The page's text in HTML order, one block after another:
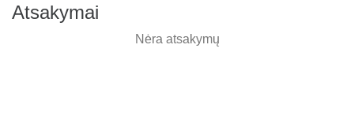
Atsakymai
Nėra atsakymų